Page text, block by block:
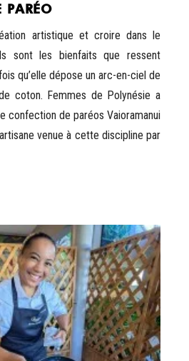
PARÉO
artistique et croire dans le
sont les bienfaits que ressent
qu’elle dépose un arc-en-ciel de
coton. Femmes de Polynésie a
confection de paréos Vaioramanui
venue à cette discipline par